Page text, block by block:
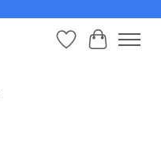
Liste dePanier